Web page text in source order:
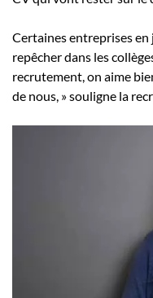
Certaines entreprises
repêcher dans les
recrutement, on aime
de nous, » souligne la